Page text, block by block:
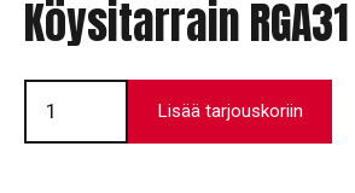
Köysitarrain RGA31
Köysitarrain
RGA31
määrä
Lisää tarjouskoriin